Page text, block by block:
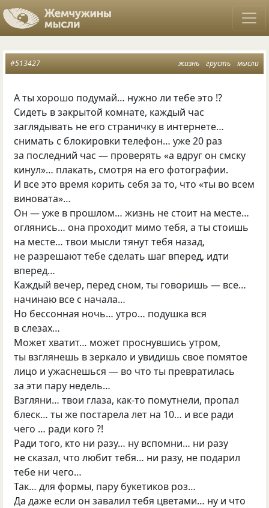
жизнь грусть мысли
#513427
А ты хорошо подумай… нужно ли тебе это !?
Сидеть в закрытой комнате, каждый час
заглядывать не его страничку в интернете…
снимать с блокировки телефон… уже 20 раз
за последний час — проверять «а вдруг он смску
кинул»… плакать, смотря на его фотографии.
И все это время корить себя за то, что «ты во всем
виновата»…
Он — уже в прошлом… жизнь не стоит на месте…
оглянись… она проходит мимо тебя, а ты стоишь
на месте… твои мысли тянут тебя назад,
не разрешают тебе сделать шаг вперед, идти
вперед…
Каждый вечер, перед сном, ты говоришь — все…
начинаю все с начала…
Но бессонная ночь… утро… подушка вся
в слезах…
Может хватит… может проснувшись утром,
ты взглянешь в зеркало и увидишь свое помятое
лицо и ужаснешься — во что ты превратилась
за эти пару недель…
Взгляни… твои глаза, как-то помутнели, пропал
блеск… ты же постарела лет на 10… и все ради
чего … ради кого ?!
Ради того, кто ни разу… ну вспомни… ни разу
не сказал, что любит тебя… ни разу, не подарил
тебе ни чего…
Так… для формы, пару букетиков роз…
Да даже если он завалил тебя цветами… ну и что